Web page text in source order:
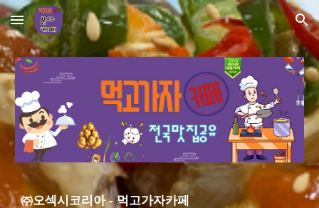
Skip to main content Skip to navigation
㈜오섹시코리아 -먹고가자카페